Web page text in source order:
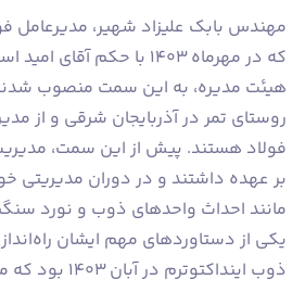
مهندس بابک علیزاد شهیر، مدیرعامل
که در مهرماه ۱۴۰۳ با حکم
هیئت مدیره، به این سمت منصوب
روستای تمر در آذربایجان شرقی و از
فولاد هستند. پیش از این سمت،
بر عهده داشتند و در دوران مدیریتی
مانند احداث واحدهای ذوب و نورد
یکی از دستاوردهای مهم ایشان
ذوب